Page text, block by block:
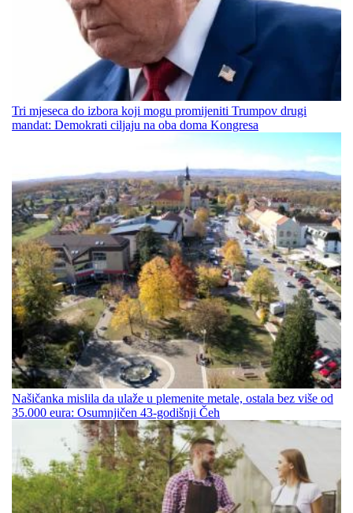
Tri mjeseca do izbora koji mogu promijeniti Trumpov drugi
mandat: Demokrati ciljaju na oba doma Kongresa
Našičanka mislila da ulaže u plemenite metale, ostala bez više od
35.000 eura: Osumnjičen 43-godišnji Čeh